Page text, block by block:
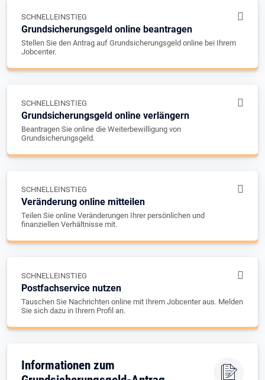
SCHNELLEINSTIEG
Grundsicherungsgeld online beantragen
Stellen Sie den Antrag auf Grundsicherungsgeld online bei Ihrem
Jobcenter.
SCHNELLEINSTIEG
Grundsicherungsgeld online verlängern
Beantragen Sie online die Weiterbewilligung von
Grundsicherungsgeld.
SCHNELLEINSTIEG
Veränderung online mitteilen
Teilen Sie online Veränderungen Ihrer persönlichen und
finanziellen Verhältnisse mit.
SCHNELLEINSTIEG
Postfachservice nutzen
Tauschen Sie Nachrichten online mit Ihrem Jobcenter aus. Melden
Sie sich dazu in Ihrem Profil an.
Informationen zum